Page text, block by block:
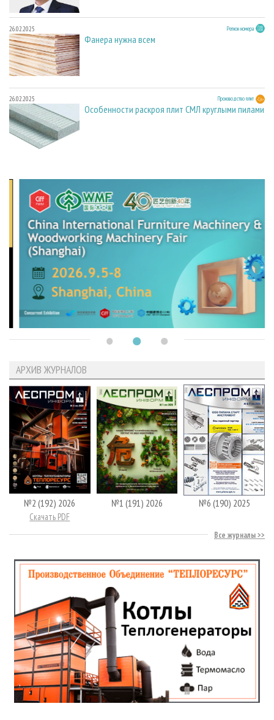
26.02.2025 Регион номера
Фанера нужна всем
26.02.2025 Производство плит
Особенности раскроя плит СМЛ круглыми пилами
АРХИВ ЖУРНАЛОВ
№2 (192) 2026
Скачать PDF
№1 (191) 2026 №6 (190) 2025
Все журналы